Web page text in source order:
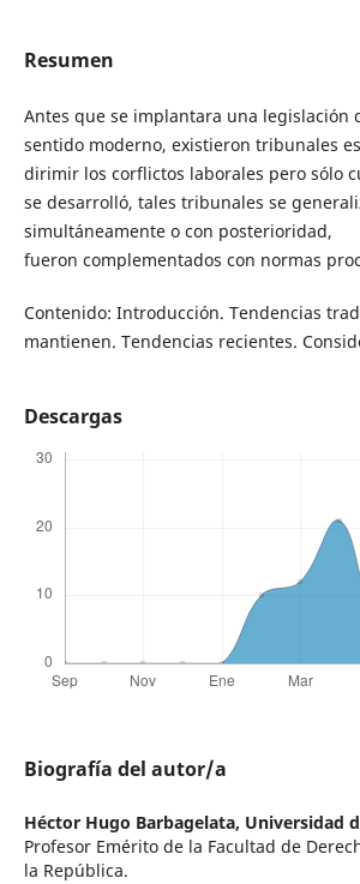
Resumen
Antes que se implantara una legislación
sentido moderno, existieron tribunales
dirimir los corflictos laborales pero sólo
se desarrolló, tales tribunales se
simultáneamente o con posterioridad,
fueron complementados con normas
Contenido: Introducción. Tendencias
mantienen. Tendencias recientes.
Descargas
Biografía del autor/a
Héctor Hugo Barbagelata, Universidad
Profesor Emérito de la Facultad de
la República.